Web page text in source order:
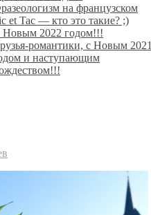
на французском
et Tac — кто это такие? ;)
2022 годом!!!
романтики, с Новым 2021
и наступающим